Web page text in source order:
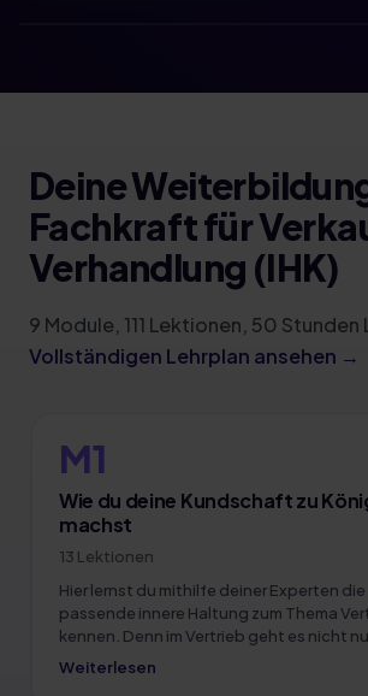
Deine
Fachkraft für
Verhandlung (IHK)
9 Module 111 Lektionen, 50 Stunden
Vollständigen Lehrplan ansehen →
M1
Wie du deine Kundschaft zu
machst
13 Lektionen
Hier lernst du mithilfe deiner Experten die
passende innere Haltung zum Thema
kennen. Denn im Vertrieb geht es nicht
darum ein Produkt wirkungsvoll zu
Weiterlesen